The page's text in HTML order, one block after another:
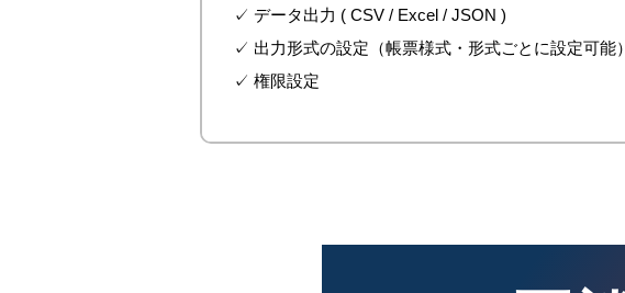
✓ データ出力 ( CSV / Excel / JSON )
✓ 出力形式の設定 （帳票様式・形式ごとに設定可能）
✓ 権限設定